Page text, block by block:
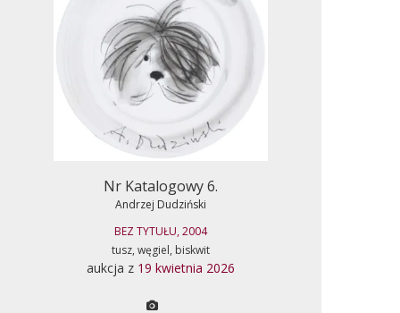
Nr Katalogowy 6.
Andrzej Dudziński
BEZ TYTUŁU, 2004
tusz, węgiel, biskwit
aukcja z 19 kwietnia 2026